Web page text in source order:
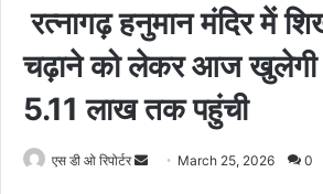
रत्नागढ़ हनुमान मंदिर में
चढ़ाने को लेकर आज खुलेगी
5.11 लाख तक पहुंची
एस डी ओ रिपोर्टर
Send March 25, 2026 0